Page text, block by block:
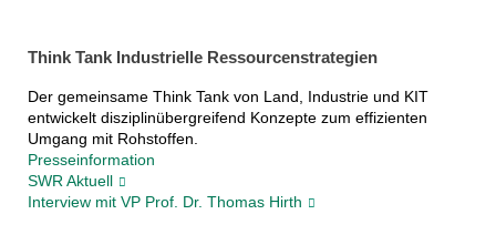
Think Tank Industrielle Ressourcenstrategien
Der gemeinsame Think Tank von Land, Industrie und KIT
entwickelt disziplinübergreifend Konzepte zum effizienten
Umgang mit Rohstoffen.
Presseinformation
SWR Aktuell
Interview mit VP Prof. Dr. Thomas Hirth